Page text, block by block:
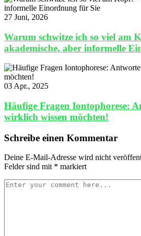
27 Juni, 2026
Warum schwitze ich so viel am
akademische, aber informelle
03 Apr., 2025
Häufige Fragen Iontophorese:
wirklich wissen möchten!
Schreibe einen Kommentar
Deine E-Mail-Adresse wird nicht
Felder sind mit * markiert